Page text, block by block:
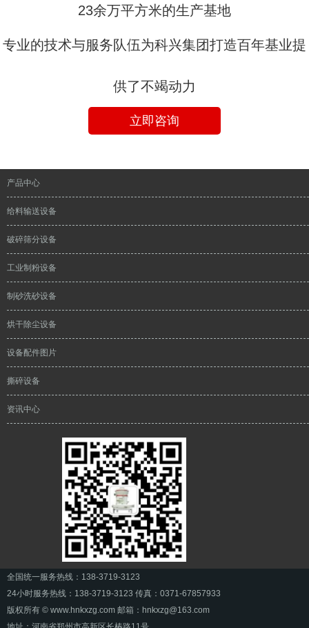
23余万平方米的生产基地
专业的技术与服务队伍为科兴集团打造百年基业提
供了不竭动力
立即咨询
产品中心
给料输送设备
破碎筛分设备
工业制粉设备
制砂洗砂设备
烘干除尘设备
设备配件图片
撕碎设备
资讯中心
全国统一服务热线：138-3719-3123
24小时服务热线：138-3719-3123 传真：0371-67857933
版权所有 © www.hnkxzg.com 邮箱：hnkxzg@163.com